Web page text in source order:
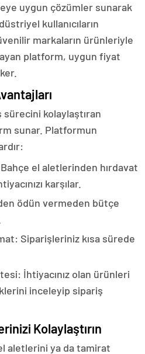
uygun çözümler sunarak
kullanıcıların
markaların ürünleriyle
platform, uygun fiyat
sürecini kolaylaştıran
sunar. Platformun
el aletlerinden hırdavat
karşılar.
ödün vermeden bütçe
Siparişleriniz kısa sürede
İhtiyacınız olan ürünleri
inceleyip sipariş
Kolaylaştırın
aletlerini ya da tamirat